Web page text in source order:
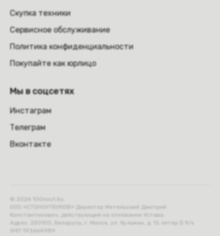
Скупка техники
Сервисное обслуживание
Политика конфиденциальности
Покупайте как юрлицо
Мы в соцсетях
Инстаграм
Телеграм
Вконтакте
ООО «СТОНОУТБУКОВ» Директор Метельский Дмитрий
Константинович, действующий на основании Устава.
Адрес: 220100, Беларусь, г. Минск, ул. Кульман, д. 15 литер Б 9/к.